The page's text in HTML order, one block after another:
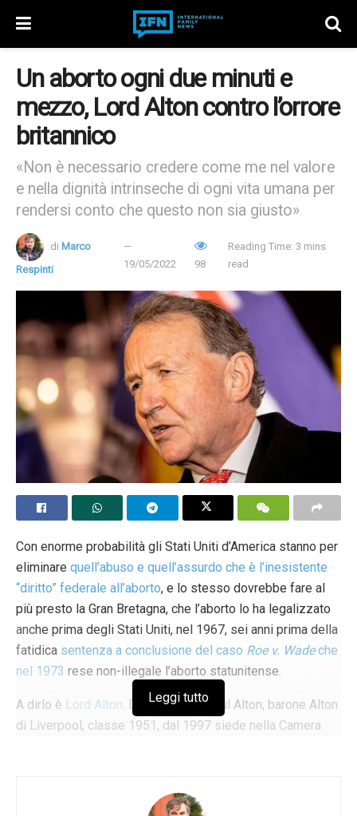
Un aborto ogni due minuti e
mezzo, Lord Alton contro l’orrore
britannico
«Non è necessario credere come me nel valore
e nella dignità intrinseche di ogni vita umana per
rendersi conto che questo non sia giusto»
di Marco
Respinti
19/05/2022 98
Reading Time: 3 mins
read
Con enorme probabilità gli Stati Uniti d’America stanno per
eliminare quell’abuso e quell’assurdo che è l’inesistente
“diritto” federale all’aborto, e lo stesso dovrebbe fare al
più presto la Gran Bretagna, che l’aborto lo ha legalizzato
anche prima degli Stati Uniti, nel 1967, sei anni prima della
fatidica sentenza a conclusione del caso Roe v. Wadeche
nel 1973 rese non-illegale l’aborto statunitense.
A dirlo è Lord Alton. David Patrick Paul Alton, barone Alton
di Liverpool, classe 1951, dal 1997 siede nella Camera
dal primo di tutti, la vita umana, sacra a prescindere e
Leggi tutto